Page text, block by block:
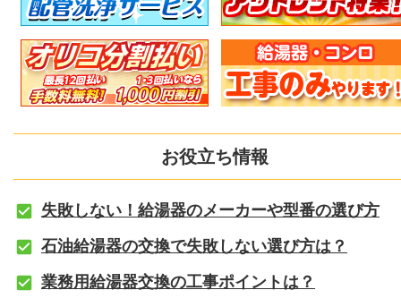
お役立ち情報
失敗しない！給湯器のメーカーや型番の選び方
石油給湯器の交換で失敗しない選び方は？
業務用給湯器交換の工事ポイントは？